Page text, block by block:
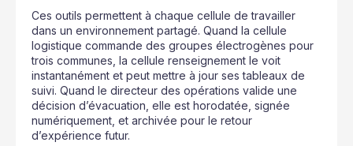
Ces outils permettent à chaque cellule de travailler
dans un environnement partagé. Quand la cellule
logistique commande des groupes électrogènes pour
trois communes, la cellule renseignement le voit
instantanément et peut mettre à jour ses tableaux de
suivi. Quand le directeur des opérations valide une
décision d’évacuation, elle est horodatée, signée
numériquement, et archivée pour le retour
d’expérience futur.